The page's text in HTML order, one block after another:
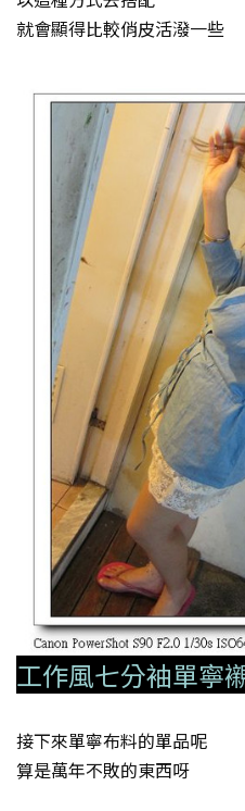
就會顯得比較俏皮活潑一些
工作風七分袖單寧
接下來單寧布料的單品呢
算是萬年不敗的東西呀